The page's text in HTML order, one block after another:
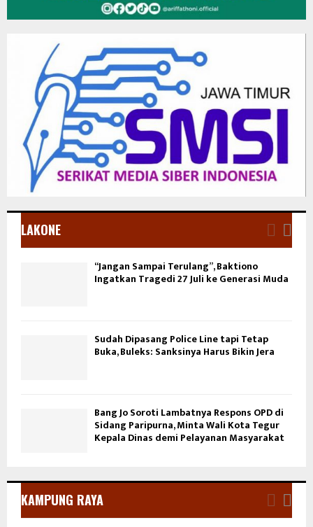
LAKONE
“Jangan Sampai Terulang”, Baktiono
Ingatkan Tragedi 27 Juli ke Generasi Muda
Sudah Dipasang Police Line tapi Tetap
Buka, Buleks: Sanksinya Harus Bikin Jera
Bang Jo Soroti Lambatnya Respons OPD di
Sidang Paripurna, Minta Wali Kota Tegur
Kepala Dinas demi Pelayanan Masyarakat
KAMPUNG RAYA